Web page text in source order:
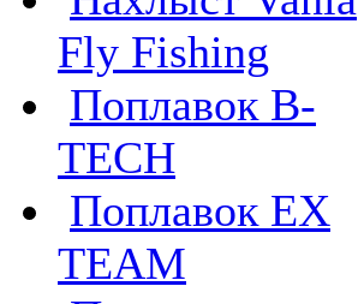
Fly Fishing
Поплавок B-
TECH
Поплавок EX
TEAM